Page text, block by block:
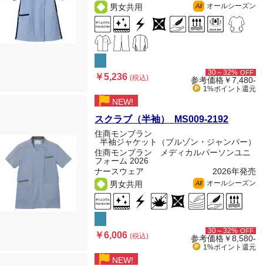
男女共用
All オールシーズン
￥5,236(税込)
30～32% OFF
参考価格￥7,480-
1%ポイント 還元
NEW!
スクラブ（半袖） MS009-2192
住商モンブラン
半袖ジャケット（ブルゾン・ジャンパー）
住商モンブラン メディカルパーソンユニ
フォーム 2026
ナースウェア
2026年発売
男女共用
All オールシーズン
￥6,006(税込)
30～32% OFF
参考価格￥8,580-
1%ポイント 還元
NEW!